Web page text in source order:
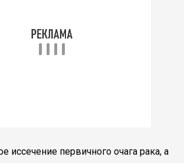
иссечение первичного очага рака, а